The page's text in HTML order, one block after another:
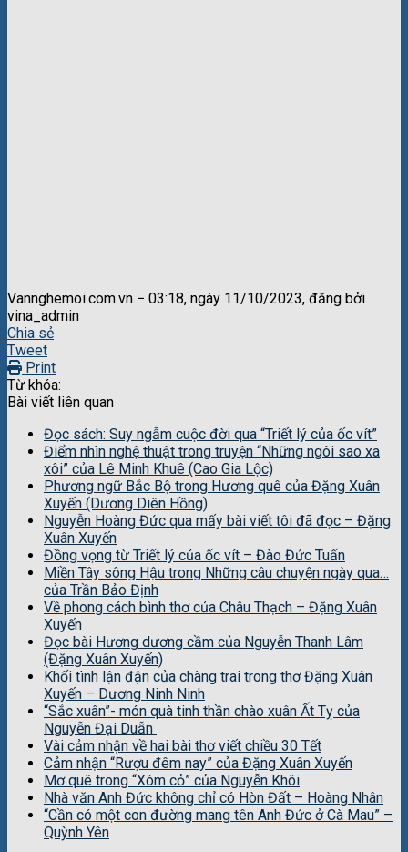
Vannghemoi.com.vn − 03:18, ngày 11/10/2023, đăng bởi
vina_admin
Chia sẻ
Tweet
Print
Từ khóa:
Bài viết liên quan
Đọc sách: Suy ngẫm cuộc đời qua “Triết lý của ốc vít”
Điểm nhìn nghệ thuật trong truyện “Những ngôi sao xa
xôi” của Lê Minh Khuê (Cao Gia Lộc)
Phương ngữ Bắc Bộ trong Hương quê của Đặng Xuân
Xuyến (Dương Diên Hồng)
Nguyễn Hoàng Đức qua mấy bài viết tôi đã đọc – Đặng
Xuân Xuyến
Đồng vọng từ Triết lý của ốc vít – Đào Đức Tuấn
Miền Tây sông Hậu trong Những câu chuyện ngày qua…
của Trần Bảo Định
Về phong cách bình thơ của Châu Thạch – Đặng Xuân
Xuyến
Đọc bài Hương dương cầm của Nguyễn Thanh Lâm
(Đặng Xuân Xuyến)
Khối tình lận đận của chàng trai trong thơ Đặng Xuân
Xuyến – Dương Ninh Ninh
“Sắc xuân”- món quà tinh thần chào xuân Ất Tỵ của
Nguyễn Đại Duẫn
Vài cảm nhận về hai bài thơ viết chiều 30 Tết
Cảm nhận “Rượu đêm nay” của Đặng Xuân Xuyến
Mơ quê trong “Xóm cỏ” của Nguyễn Khôi
Nhà văn Anh Đức không chỉ có Hòn Đất – Hoàng Nhân
“Cần có một con đường mang tên Anh Đức ở Cà Mau” –
Quỳnh Yên